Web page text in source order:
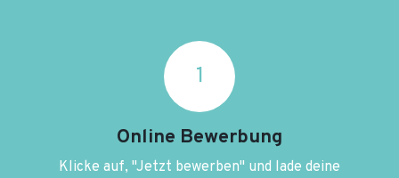
1
Online Bewerbung
Klicke auf, "Jetzt bewerben" und lade deine